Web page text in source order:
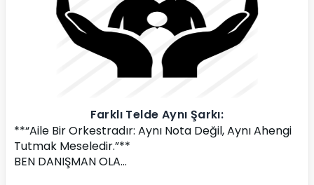
Farklı Telde Aynı Şarkı:
**“Aile Bir Orkestradır: Aynı Nota Değil, Aynı Ahengi
Tutmak Meseledir.”**
BEN DANIŞMAN OLA...